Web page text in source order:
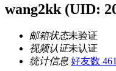
wang2kk (UID:
邮箱状态未验证
视频认证未认证
统计信息 好友数 461